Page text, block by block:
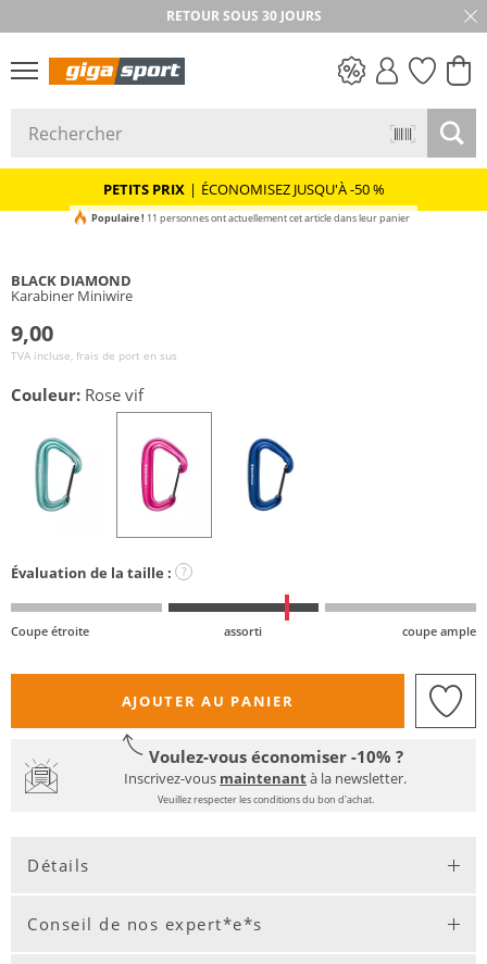
RETOUR SOUS 30 JOURS
PETITS PRIX | ÉCONOMISEZ JUSQU'À -50 %
Populaire ! 11 personnes ont actuellement cet article dans leur panier
BLACK DIAMOND
Karabiner Miniwire
9,00
TVA incluse, frais de port en sus
Couleur: Rose vif
Évaluation de la taille : ?
Coupe étroite assorti coupe ample
AJOUTER AU PANIER
Voulez-vous économiser -10% ?
Inscrivez-vous maintenantà la newsletter.
Veuillez respecter les conditions du bon d'achat.
Détails
Conseil de nos expert*e*s